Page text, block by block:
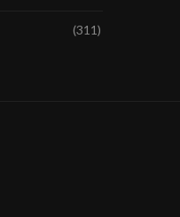
(311)